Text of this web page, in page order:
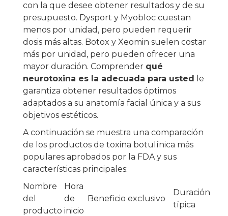
con la que desee obtener resultados y de su
presupuesto. Dysport y Myobloc cuestan
menos por unidad, pero pueden requerir
dosis más altas. Botox y Xeomin suelen costar
más por unidad, pero pueden ofrecer una
mayor duración. Comprender qué
neurotoxina es la adecuada para usted le
garantiza obtener resultados óptimos
adaptados a su anatomía facial única y a sus
objetivos estéticos.
A continuación se muestra una comparación
de los productos de toxina botulínica más
populares aprobados por la FDA y sus
características principales:
Nombre
del
producto
Hora
de
inicio
Beneficio exclusivo
Duración
típica